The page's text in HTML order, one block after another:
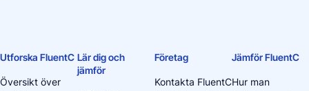
Utforska FluentC
Översikt över
Lär dig och
jämför
Företag
Kontakta FluentC
Jämför FluentC
Hur man